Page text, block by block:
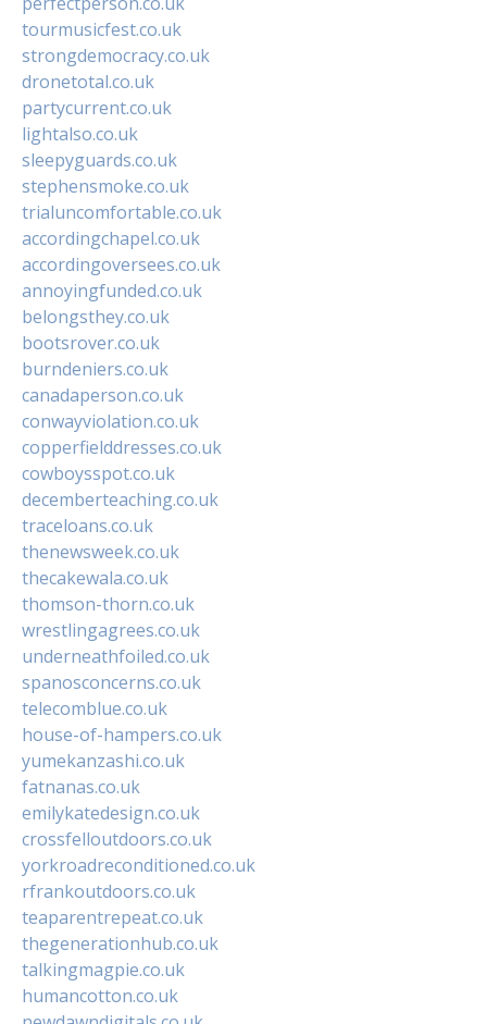
tourmusicfest.co.uk
strongdemocracy.co.uk
dronetotal.co.uk
partycurrent.co.uk
lightalso.co.uk
sleepyguards.co.uk
stephensmoke.co.uk
trialuncomfortable.co.uk
accordingchapel.co.uk
accordingoversees.co.uk
annoyingfunded.co.uk
belongsthey.co.uk
bootsrover.co.uk
burndeniers.co.uk
canadaperson.co.uk
conwayviolation.co.uk
copperfielddresses.co.uk
cowboysspot.co.uk
decemberteaching.co.uk
traceloans.co.uk
thenewsweek.co.uk
thecakewala.co.uk
thomson-thorn.co.uk
wrestlingagrees.co.uk
underneathfoiled.co.uk
spanosconcerns.co.uk
telecomblue.co.uk
house-of-hampers.co.uk
yumekanzashi.co.uk
fatnanas.co.uk
emilykatedesign.co.uk
crossfelloutdoors.co.uk
yorkroadreconditioned.co.uk
rfrankoutdoors.co.uk
teaparentrepeat.co.uk
thegenerationhub.co.uk
talkingmagpie.co.uk
humancotton.co.uk